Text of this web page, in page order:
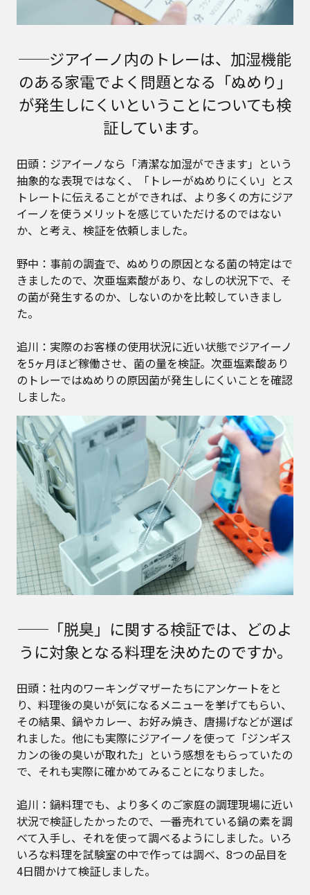
──ジアイーノ内のトレーは、加湿機能
のある家電でよく問題となる「ぬめり」
が発生しにくいということについても検
証しています。
田頭：ジアイーノなら「清潔な加湿ができます」という
抽象的な表現ではなく、「トレーがぬめりにくい」とス
トレートに伝えることができれば、より多くの方にジア
イーノを使うメリットを感じていただけるのではない
か、と考え、検証を依頼しました。
野中：事前の調査で、ぬめりの原因となる菌の特定はで
きましたので、次亜塩素酸があり、なしの状況下で、そ
の菌が発生するのか、しないのかを比較していきまし
た。
追川：実際のお客様の使用状況に近い状態でジアイーノ
を5ヶ月ほど稼働させ、菌の量を検証。次亜塩素酸あり
のトレーではぬめりの原因菌が発生しにくいことを確認
しました。
──「脱臭」に関する検証では、どのよ
うに対象となる料理を決めたのですか。
田頭：社内のワーキングマザーたちにアンケートをと
り、料理後の臭いが気になるメニューを挙げてもらい、
その結果、鍋やカレー、お好み焼き、唐揚げなどが選ば
れました。他にも実際にジアイーノを使って「ジンギス
カンの後の臭いが取れた」という感想をもらっていたの
で、それも実際に確かめてみることになりました。
追川：鍋料理でも、より多くのご家庭の調理現場に近い
状況で検証したかったので、一番売れている鍋の素を調
べて入手し、それを使って調べるようにしました。いろ
いろな料理を試験室の中で作っては調べ、8つの品目を
4日間かけて検証しました。